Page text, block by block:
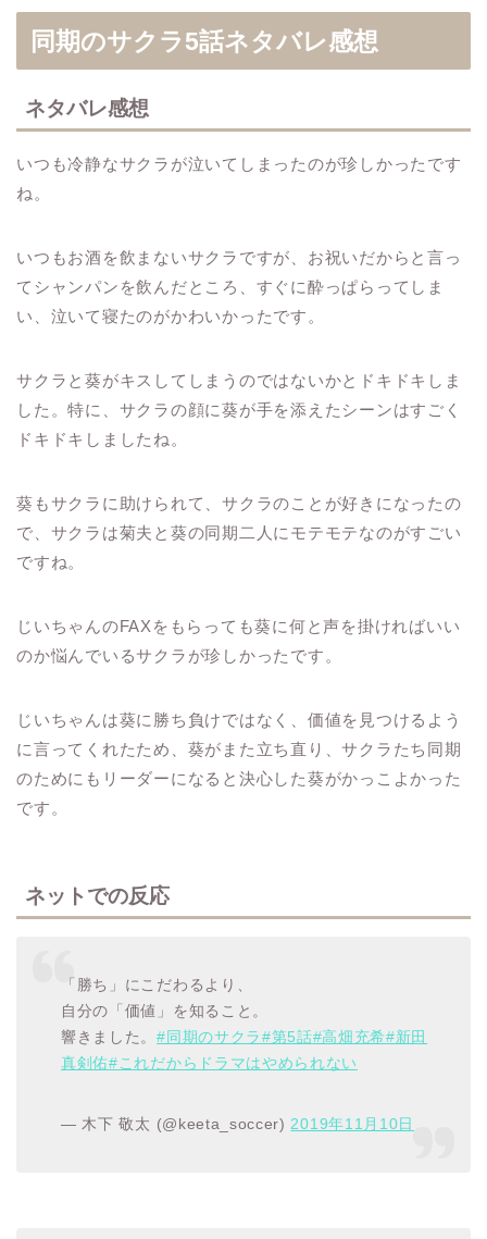
同期のサクラ5話ネタバレ感想
ネタバレ感想
いつも冷静なサクラが泣いてしまったのが珍しかったです
ね。
いつもお酒を飲まないサクラですが、お祝いだからと言っ
てシャンパンを飲んだところ、すぐに酔っぱらってしま
い、泣いて寝たのがかわいかったです。
サクラと葵がキスしてしまうのではないかとドキドキしま
した。特に、サクラの顔に葵が手を添えたシーンはすごく
ドキドキしましたね。
葵もサクラに助けられて、サクラのことが好きになったの
で、サクラは菊夫と葵の同期二人にモテモテなのがすごい
ですね。
じいちゃんのFAXをもらっても葵に何と声を掛ければいい
のか悩んでいるサクラが珍しかったです。
じいちゃんは葵に勝ち負けではなく、価値を見つけるよう
に言ってくれたため、葵がまた立ち直り、サクラたち同期
のためにもリーダーになると決心した葵がかっこよかった
です。
ネットでの反応
「勝ち」にこだわるより、
自分の「価値」を知ること。
響きました。#同期のサクラ #第5話#高畑充希#新田
真剣佑#これだからドラマはやめられない
— 木下 敬太 (@keeta_soccer)2019年11月10日